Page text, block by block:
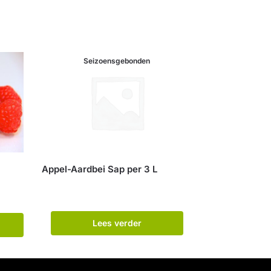
Seizoensgebonden
Appel-Aardbei Sap per 3 L
Lees verder